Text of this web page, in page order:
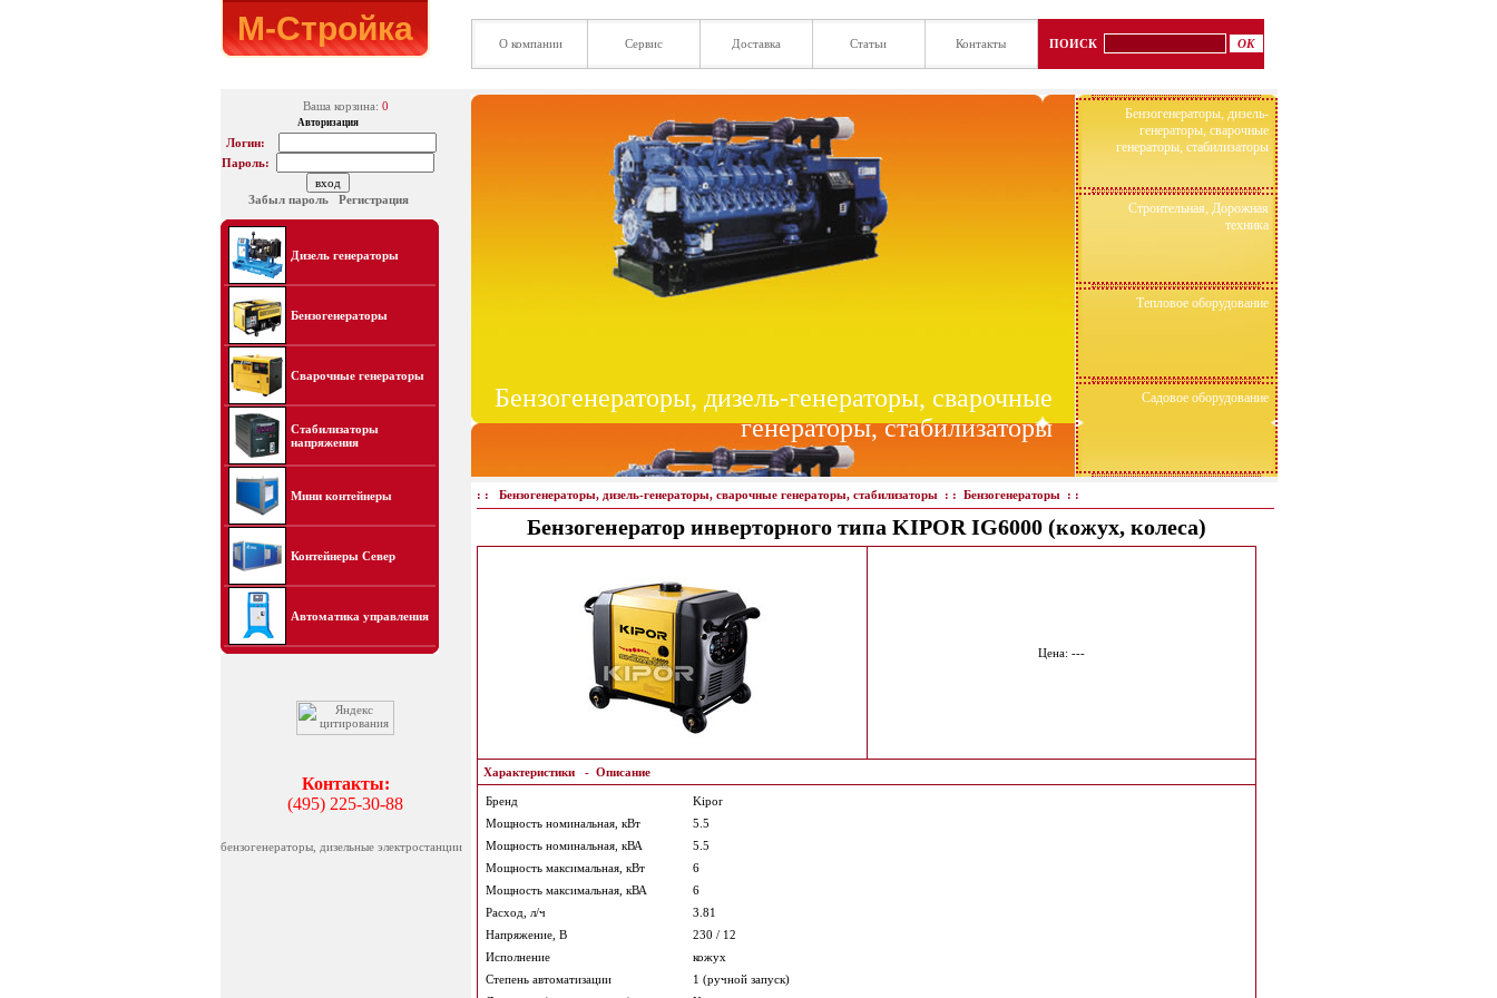
М-Стройка О компании Сервис Доставка Статьи Контакты ПОИСК
Ваша корзина: 0
Авторизация
Логин:
Пароль:
Забыл пароль Регистрация
Дизель генераторы
Бензогенераторы
Сварочные генераторы
Стабилизаторы
напряжения
Мини контейнеры
Контейнеры Север
Автоматика управления
Контакты:
(495) 225-30-88
бензогенераторы, дизельные электростанции
Бензогенераторы, дизель-генераторы, сварочные
генераторы, стабилизаторы
Бензогенераторы, дизель-
генераторы, сварочные
генераторы, стабилизаторы
Строительная, Дорожная
техника
Тепловое оборудование
Садовое оборудование
: : Бензогенераторы, дизель-генераторы, сварочные генераторы, стабилизаторы: : Бензогенераторы: :
Бензогенератор инверторного типа KIPOR IG6000 (кожух, колеса)
Цена: ---
Характеристики- Описание
Бренд
Kipor
Мощность номинальная, кВт
5.5
Мощность номинальная, кВА
5.5
Мощность максимальная, кВт
6
Мощность максимальная, кВА
6
Расход, л/ч
3.81
Напряжение, В
230 / 12
Исполнение
кожух
Степень автоматизации
1 (ручной запуск)